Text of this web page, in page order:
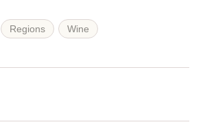
Regions Wine